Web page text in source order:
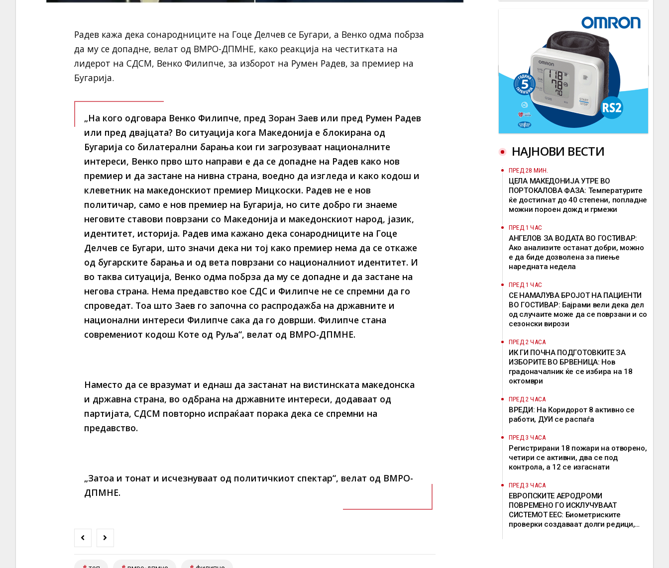
Радев кажа дека сонародниците на Гоце Делчев се Бугари, а Венко одма побрза
да му се допадне, велат од ВМРО-ДПМНЕ, како реакција на честитката на
лидерот на СДСМ, Венко Филипче, за изборот на Румен Радев, за премиер на
Бугарија.
„На кого одговара Венко Филипче, пред Зоран Заев или пред Румен Радев
или пред двајцата? Во ситуација кога Македонија е блокирана од
Бугарија со билатерални барања кои ги загрозуваат националните
интереси, Венко прво што направи е да се допадне на Радев како нов
премиер и да застане на нивна страна, воедно да изгледа и како кодош и
клеветник на македонскиот премиер Мицкоски. Радев не е нов
политичар, само е нов премиер на Бугарија, но сите добро ги знаеме
неговите ставови поврзани со Македонија и македонскиот народ, јазик,
идентитет, историја. Радев има кажано дека сонародниците на Гоце
Делчев се Бугари, што значи дека ни тој како премиер нема да се откаже
од бугарските барања и од вета поврзани со националниот идентитет. И
во таква ситуација, Венко одма побрза да му се допадне и да застане на
негова страна. Нема предавство кое СДС и Филипче не се спремни да го
спроведат. Тоа што Заев го започна со распродажба на државните и
национални интереси Филипче сака да го доврши. Филипче стана
современиот кодош Коте од Руља“, велат од ВМРО-ДПМНЕ.
Наместо да се вразумат и еднаш да застанат на вистинската македонска
и државна страна, во одбрана на државните интереси, додаваат од
партијата, СДСМ повторно испраќаат порака дека се спремни на
предавство.
„Затоа и тонат и исчезнуваат од политичкиот спектар“, велат од ВМРО-
ДПМНЕ.
НАЈНОВИ ВЕСТИ
ПРЕД 28 МИН.
ЦЕЛА МАКЕДОНИЈА УТРЕ ВО
ПОРТОКАЛОВА ФАЗА: Температурите
ќе достигнат до 40 степени, попладне
можни пороен дожд и грмежи
ПРЕД 1 ЧАС
АНГЕЛОВ ЗА ВОДАТА ВО ГОСТИВАР:
Ако анализите останат добри, можно
е да биде дозволена за пиење
наредната недела
ПРЕД 1 ЧАС
СЕ НАМАЛУВА БРОЈОТ НА ПАЦИЕНТИ
ВО ГОСТИВАР: Бајрами вели дека дел
од случаите може да се поврзани и со
сезонски вирози
ПРЕД 2 ЧАСА
ИК ГИ ПОЧНА ПОДГОТОВКИТЕ ЗА
ИЗБОРИТЕ ВО БРВЕНИЦА: Нов
градоначалник ќе се избира на 18
октомври
ПРЕД 2 ЧАСА
ВРЕДИ: На Коридорот 8 активно се
работи, ДУИ се распаѓа
ПРЕД 3 ЧАСА
Регистрирани 18 пожари на отворено,
четири се активни, два се под
контрола, а 12 се изгаснати
ПРЕД 3 ЧАСА
ЕВРОПСКИТЕ АЕРОДРОМИ
ПОВРЕМЕНО ГО ИСКЛУЧУВААТ
СИСТЕМОТ ЕЕС: Биометриските
проверки создаваат долги редици,